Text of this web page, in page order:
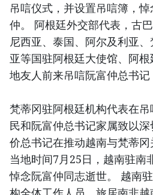
吊唁仪式，并设置吊唁簿，
仲。 阿根廷外交部代表，古
尼西亚、泰国、阿尔及利亚
亚等国驻阿根廷大使馆、阿
地友人前来吊唁阮富仲总书记
梵蒂冈驻阿根廷机构代表在
民和阮富仲总书记家属致以
价总书记在推动越南与梵蒂冈
当地时间7月25日，越南驻南
悼念阮富仲同志逝世。 越南